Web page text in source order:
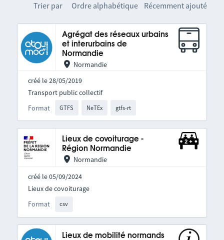
Trier par Ordre alphabétique Récemment ajouté
Agrégat des réseaux urbains
et interurbains de
Normandie
Normandie
créé le 28/05/2019
Format GTFS NeTEx gtfs-rt
Transport public collectif
Lieux de covoiturage -
Région Normandie
Normandie
créé le 05/09/2024
Format csv
Lieux de covoiturage
Lieux de mobilité normands